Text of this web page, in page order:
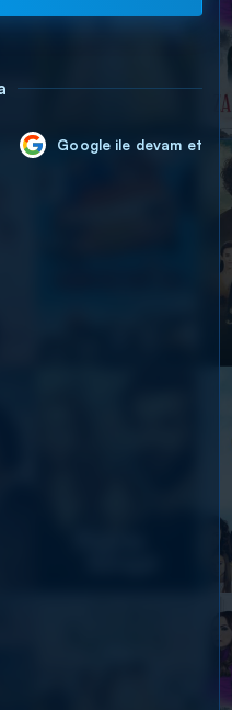
Google ile devam et